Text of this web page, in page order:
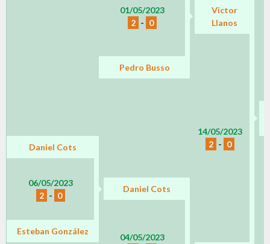
01/05/2023
2 - 0
Victor
Llanos
14/05/2023
2 - 0
Pedro Busso
Daniel Cots
06/05/2023
2 - 0
Daniel Cots
04/05/2023
Esteban González